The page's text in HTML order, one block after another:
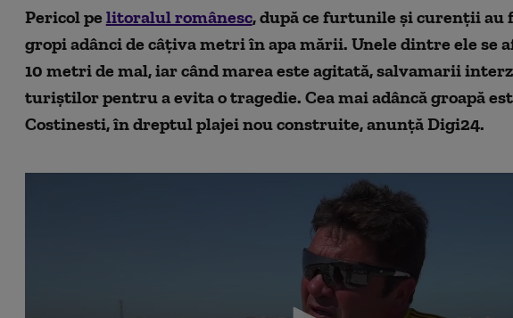
Pericol pe litoralul românesc, după ce furtunile și curenții au
gropi adânci de câțiva metri în apa mării. Unele dintre ele se
10 metri de mal, iar când marea este agitată, salvamarii
turiștilor pentru a evita o tragedie. Cea mai adâncă groapă
Costinesti, în dreptul plajei nou construite, anunță Digi24.